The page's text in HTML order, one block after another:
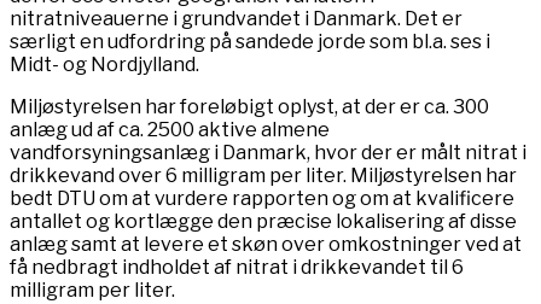
nitratniveauerne i grundvandet i Danmark. Det er
særligt en udfordring på sandede jorde som bl.a. ses i
Midt- og Nordjylland.
Miljøstyrelsen har foreløbigt oplyst, at der er ca. 300
anlæg ud af ca. 2500 aktive almene
vandforsyningsanlæg i Danmark, hvor der er målt nitrat i
drikkevand over 6 milligram per liter. Miljøstyrelsen har
bedt DTU om at vurdere rapporten og om at kvalificere
antallet og kortlægge den præcise lokalisering af disse
anlæg samt at levere et skøn over omkostninger ved at
få nedbragt indholdet af nitrat i drikkevandet til 6
milligram per liter.